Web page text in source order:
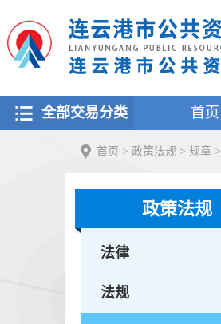
全部交易分类 首页
首页 > 政策法规 > 规章 >
政策法规
法律
法规